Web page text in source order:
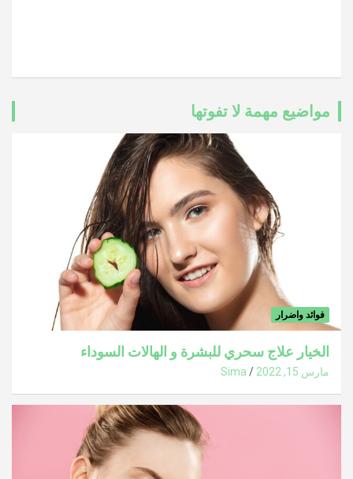
مواضيع مهمة لا تفوتها
فوائد واضرار
الخيار علاج سحري للبشرة و الهالات السوداء
مارس 15, 2022 Sima